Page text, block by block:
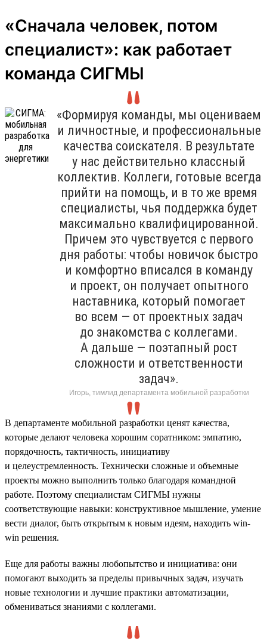
«Сначала человек, потом
специалист»: как работает
команда СИГМЫ
«Формируя команды, мы оцениваем
и личностные, и профессиональные
качества соискателя. В результате
у нас действительно классный
коллектив. Коллеги, готовые всегда
прийти на помощь, и в то же время
специалисты, чья поддержка будет
максимально квалифицированной.
Причем это чувствуется с первого
дня работы: чтобы новичок быстро
и комфортно вписался в команду
и проект, он получает опытного
наставника, который помогает
во всем — от проектных задач
до знакомства с коллегами.
А дальше — поэтапный рост
сложности и ответственности
задач».
Игорь, тимлид департамента мобильной разработки
В департаменте мобильной разработки ценят качества,
которые делают человека хорошим соратником: эмпатию,
порядочность, тактичность, инициативу
и целеустремленность. Технически сложные и объемные
проекты можно выполнить только благодаря командной
работе. Поэтому специалистам СИГМЫ нужны
соответствующие навыки: конструктивное мышление, умение
вести диалог, быть открытым к новым идеям, находить win-
win решения.
Еще для работы важны любопытство и инициатива: они
помогают выходить за пределы привычных задач, изучать
новые технологии и лучшие практики автоматизации,
обмениваться знаниями с коллегами.